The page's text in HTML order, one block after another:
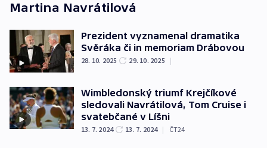
Martina Navrátilová
Prezident vyznamenal dramatika
Svěráka či in memoriam Drábovou
28. 10. 2025 29. 10. 2025 |
Wimbledonský triumf Krejčíkové
sledovali Navrátilová, Tom Cruise i
svatebčané v Líšni
13. 7. 2024 13. 7. 2024 | ČT24